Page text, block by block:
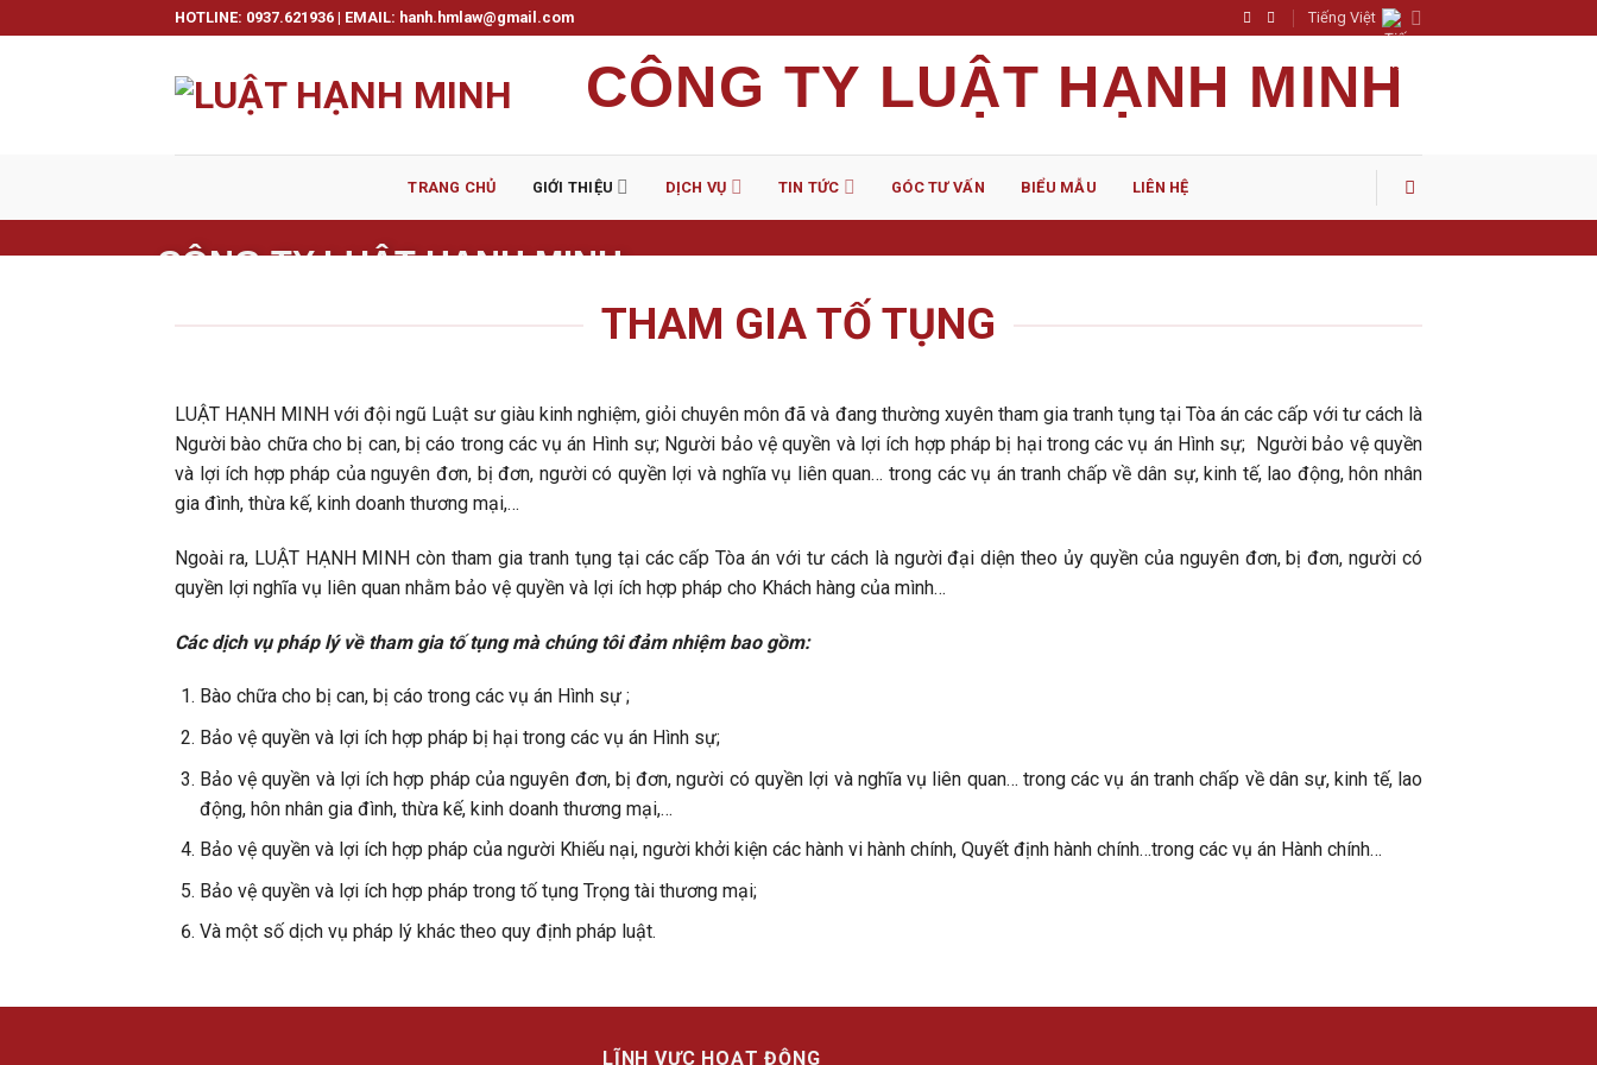
to
HOTLINE: 0937.621936 | EMAIL: hanh.hmlaw@gmail.com Tiếng Việt
CÔNG TY LUẬT HẠNH MINH
TRANG CHỦ GIỚI THIỆU DỊCH VỤ TIN TỨC GÓC TƯ VẤN BIỂU MẪU LIÊN HỆ
CÔNG TY LUẬT HẠNH MINH
118/63 Phan Huy Ích, Phường 15, Quận Tân Bình, TP.HCM
hanh.hmlaw@gmail.com
THAM GIA TỐ TỤNG
LUẬT HẠNH MINH với đội ngũ Luật sư giàu kinh nghiệm, giỏi chuyên môn đã và đang thường xuyên tham gia tranh tụng tại Tòa án các cấp với tư cách là
Người bào chữa cho bị can, bị cáo trong các vụ án Hình sự; Người bảo vệ quyền và lợi ích hợp pháp bị hại trong các vụ án Hình sự; Người bảo vệ quyền
và lợi ích hợp pháp của nguyên đơn, bị đơn, người có quyền lợi và nghĩa vụ liên quan… trong các vụ án tranh chấp về dân sự, kinh tế, lao động, hôn nhân
gia đình, thừa kế, kinh doanh thương mại,…
Ngoài ra, LUẬT HẠNH MINH còn tham gia tranh tụng tại các cấp Tòa án với tư cách là người đại diện theo ủy quyền của nguyên đơn, bị đơn, người có
quyền lợi nghĩa vụ liên quan nhằm bảo vệ quyền và lợi ích hợp pháp cho Khách hàng của mình…
Các dịch vụ pháp lý về tham gia tố tụng mà chúng tôi đảm nhiệm bao gồm:
Bào chữa cho bị can, bị cáo trong các vụ án Hình sự ;
Bảo vệ quyền và lợi ích hợp pháp bị hại trong các vụ án Hình sự;
Bảo vệ quyền và lợi ích hợp pháp của nguyên đơn, bị đơn, người có quyền lợi và nghĩa vụ liên quan… trong các vụ án tranh chấp về dân sự, kinh tế, lao
động, hôn nhân gia đình, thừa kế, kinh doanh thương mại,…
Bảo vệ quyền và lợi ích hợp pháp của người Khiếu nại, người khởi kiện các hành vi hành chính, Quyết định hành chính…trong các vụ án Hành chính…
Bảo vệ quyền và lợi ích hợp pháp trong tố tụng Trọng tài thương mại;
Và một số dịch vụ pháp lý khác theo quy định pháp luật.
LĨNH VỰC HOẠT ĐỘNG